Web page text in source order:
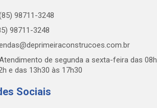
98711-3248
98711-3248
de segunda a sexta-feira das 08h
e das 13h30 às 17h30
Sociais